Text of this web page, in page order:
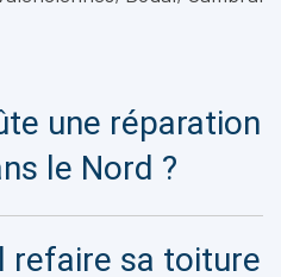
une réparation
le Nord ?
refaire sa toiture